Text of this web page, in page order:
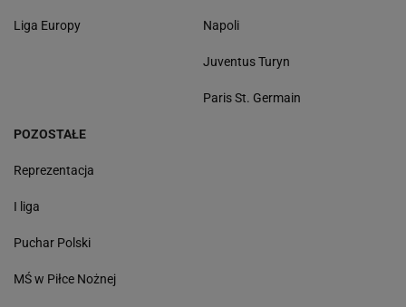
Liga Europy Napoli
Juventus Turyn
Paris St. Germain
POZOSTAŁE
Reprezentacja
I liga
Puchar Polski
MŚ w Piłce Nożnej